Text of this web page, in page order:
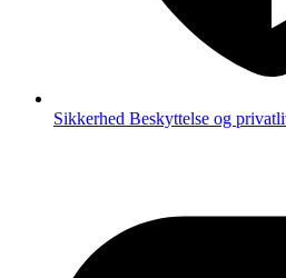
Sikkerhed Beskyttelse og